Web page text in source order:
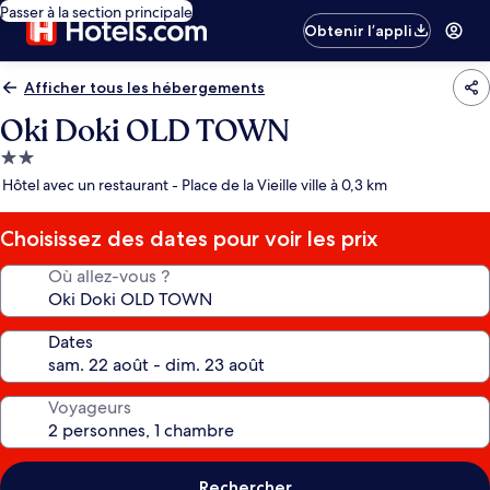
Passer à la section principale
Obtenir l’appli
Afficher tous les hébergements
Oki Doki OLD TOWN
Hébergement
2.0 étoiles
Hôtel avec un restaurant - Place de la Vieille ville à 0,3 km
Choisissez des dates pour voir les prix
Où allez-vous ?
Dates
Voyageurs